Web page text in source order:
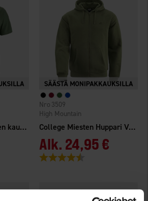
Miesten Lyhythihainen kauluspaita College Miesten Huppari Vetoketjulla
High Mountain
3509
Alk. 24,95 €
Arvio: